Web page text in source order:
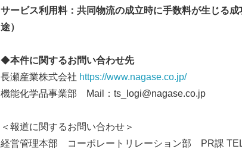
サービス利用料：共同物流の成立時に手数料が生じる
途
◆本件に関するお問い合わせ先
長瀬産業株式会社 https://www.nagase.co.jp/
機能化学品事業部 Mail：ts_logi@nagase.co.jp
＜報道に関するお問い合わせ＞
経営管理本部 コーポレートリレーション部 PR課
Japanese
English